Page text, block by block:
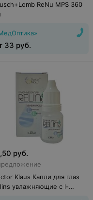
ReNu MPS 360
33 руб.
руб.
Klaus Капли для глаз
увлажняющие с l-